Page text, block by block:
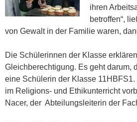
ihren
betroffen“,
von Gewalt in der Familie waren,
Die Schülerinnen der Klasse
Gleichberechtigung. Es geht darum,
eine Schülerin der Klasse
im Religions- und Ethikunterricht
Nacer, der Abteilungsleiterin der